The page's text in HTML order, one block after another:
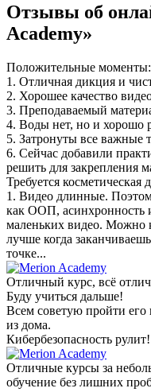
Отзывы об
Academy»
Положительные моменты:
1. Отличная дикция и
2. Хорошее качество
3. Преподаваемый
4. Воды нет, но и хорошо
5. Затронуты все важные
6. Сейчас добавили
решить для закрепления
Требуется косметическая
1. Видео длинные.
как ООП, асинхронность
маленьких видео. Можно
лучше когда
точке...
Отличный курс, всё
Буду учиться дальше!
Всем советую пройти его
из дома.
Кибербезопасность рулит!
Отличные курсы за
обучение без лишних